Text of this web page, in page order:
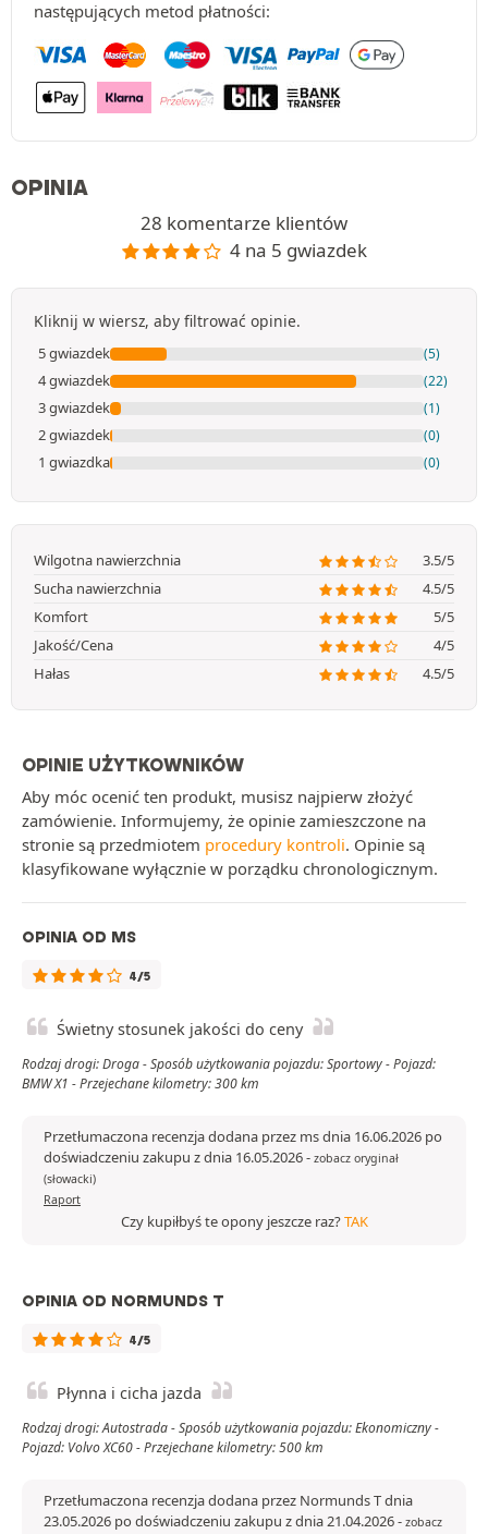
następujących metod płatności:
OPINIA
28 komentarze klientów
4 na 5 gwiazdek
Kliknij w wiersz, aby filtrować opinie.
5 gwiazdek (5)
4 gwiazdek (22)
3 gwiazdek (1)
2 gwiazdek (0)
1 gwiazdka (0)
Wilgotna nawierzchnia
3.5/5
Sucha nawierzchnia
4.5/5
Komfort
5/5
Jakość/Cena
4/5
Hałas
4.5/5
OPINIE UŻYTKOWNIKÓW
Aby móc ocenić ten produkt, musisz najpierw złożyć
zamówienie. Informujemy, że opinie zamieszczone na
stronie są przedmiotem procedury kontroli. Opinie są
klasyfikowane wyłącznie w porządku chronologicznym.
OPINIA OD MS
4/5
Świetny stosunek jakości do ceny
Rodzaj drogi: Droga - Sposób użytkowania pojazdu: Sportowy - Pojazd:
BMW X1 - Przejechane kilometry: 300 km
Przetłumaczona recenzja dodana przez ms dnia 16.06.2026 po
doświadczeniu zakupu z dnia 16.05.2026- zobacz oryginał
(słowacki)
Raport
Czy kupiłbyś te opony jeszcze raz?TAK
OPINIA OD NORMUNDS T
4/5
Płynna i cicha jazda
Rodzaj drogi: Autostrada - Sposób użytkowania pojazdu: Ekonomiczny -
Pojazd: Volvo XC60 - Przejechane kilometry: 500 km
Przetłumaczona recenzja dodana przez Normunds T dnia
23.05.2026 po doświadczeniu zakupu z dnia 21.04.2026- zobacz